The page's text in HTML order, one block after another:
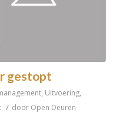
gestopt
, Uitvoering,
/ door Open Deuren